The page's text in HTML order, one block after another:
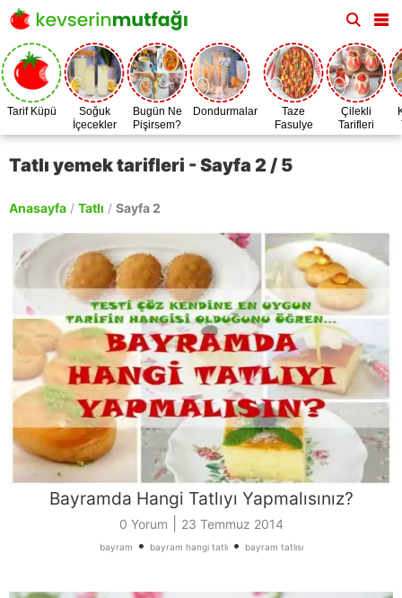
Tarif Küpü
Soğuk
İçecekler
Bugün Ne
Pişirsem?
Dondurmalar
Taze
Fasulye
Zamanı
Çilekli
Tarifleri
Tatlı yemek tarifleri - Sayfa 2 / 5
Anasayfa / Tatlı / Sayfa 2
Bayramda Hangi Tatlıyı Yapmalısınız?
0 Yorum 23 Temmuz 2014
bayram • bayram hangi tatlı• bayram tatlısı